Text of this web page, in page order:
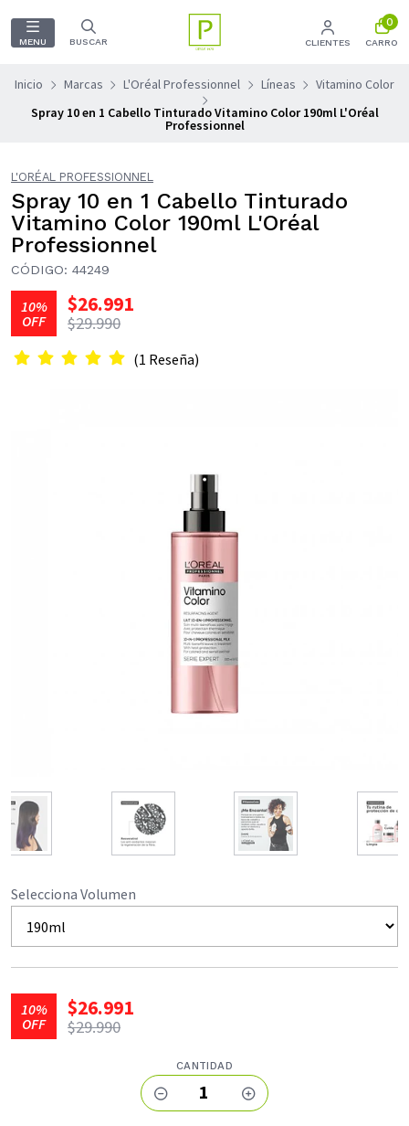
MENU BUSCAR CLIENTES
0
CARRO
Inicio Marcas L'Oréal Professionnel Líneas
Vitamino Color
Spray 10 en 1 Cabello Tinturado Vitamino Color 190ml L'Oréal
Professionnel
L'ORÉAL PROFESSIONNEL
Spray 10 en 1 Cabello Tinturado
Vitamino Color 190ml L'Oréal
Professionnel
CÓDIGO: 44249
10%
OFF
$26.991
$29.990
(1 Reseña)
Selecciona Volumen
10%
OFF
$26.991
$29.990
CANTIDAD
1